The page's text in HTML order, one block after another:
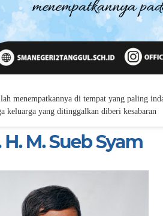
menempatkannya di tempat yang paling
keluarga yang ditinggalkan diberi kesabaran